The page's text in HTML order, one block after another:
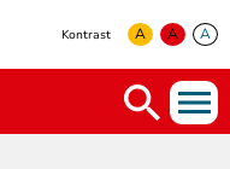
Kontrast A A A